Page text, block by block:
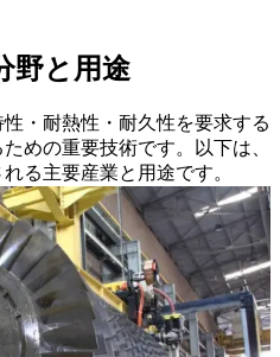
野と用途
・耐熱性・耐久性を要求する
めの重要技術です。以下は、
る主要産業と用途です。